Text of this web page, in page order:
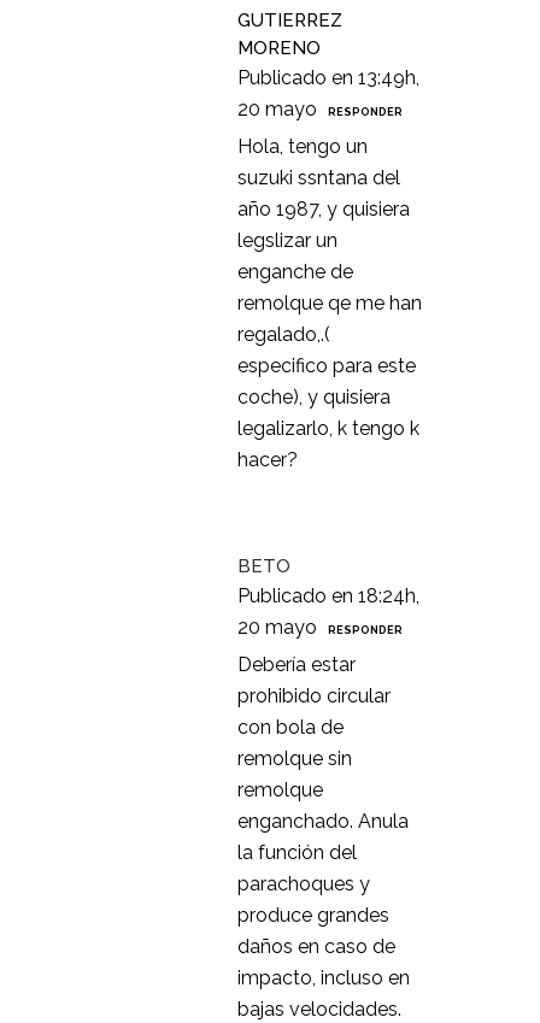
GUTIERREZ
MORENO
Publicado en 13:49h,
20 mayo
RESPONDER
Hola, tengo un
suzuki ssntana del
año 1987, y quisiera
legslizar un
enganche de
remolque qe me han
regalado,.(
especifico para este
coche), y quisiera
legalizarlo, k tengo k
hacer?
BETO
Publicado en 18:24h,
20 mayo
RESPONDER
Debería estar
prohibido circular
con bola de
remolque sin
remolque
enganchado. Anula
la función del
parachoques y
produce grandes
daños en caso de
impacto, incluso en
bajas velocidades.